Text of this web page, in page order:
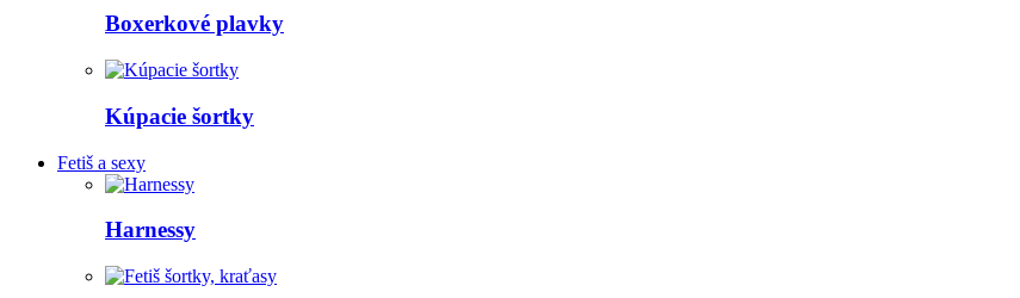
Boxerkové plavky
Kúpacie šortky
Fetiš a sexy
Harnessy